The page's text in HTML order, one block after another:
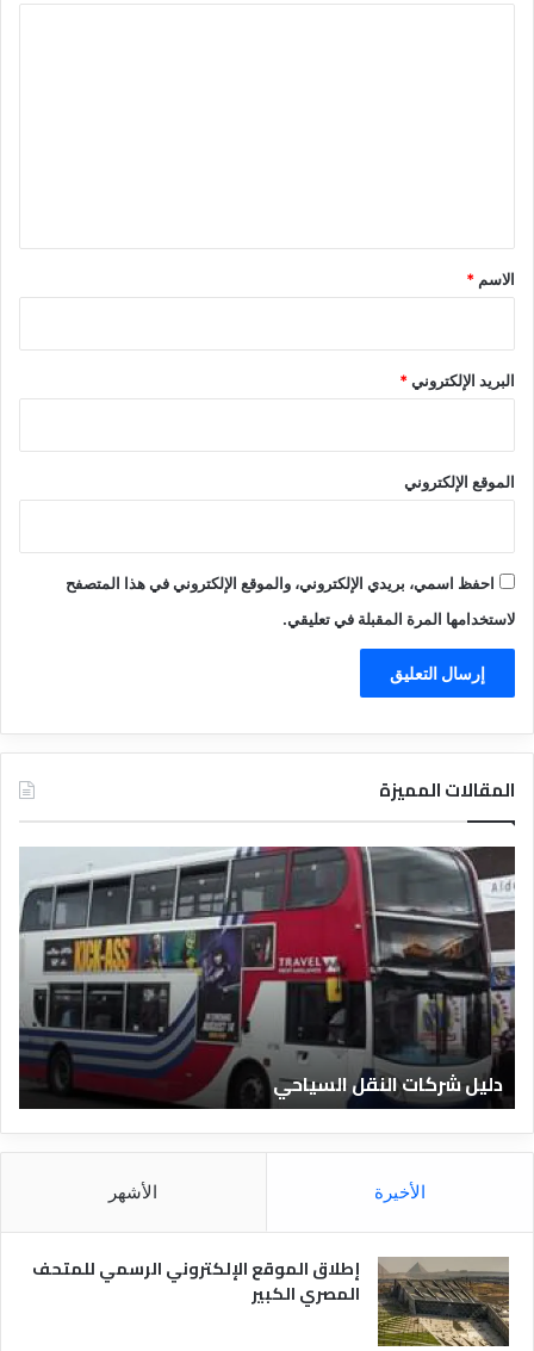
*
الاسم *
البريد الإلكتروني*
الموقع الإلكتروني
احفظ اسمي، بريدي الإلكتروني، والموقع الإلكتروني في هذا المتصفح
لاستخدامها المرة المقبلة في تعليقي.
المقالات المميزة
ل
ي
ا
ل
ف
ن
ق
ا
ل
ر
ة
دليل الفنادق المصرية
ق
و
الأخيرة الأشهر
إطلاق الموقع الإلكتروني الرسمي للمتحف
المصري الكبير